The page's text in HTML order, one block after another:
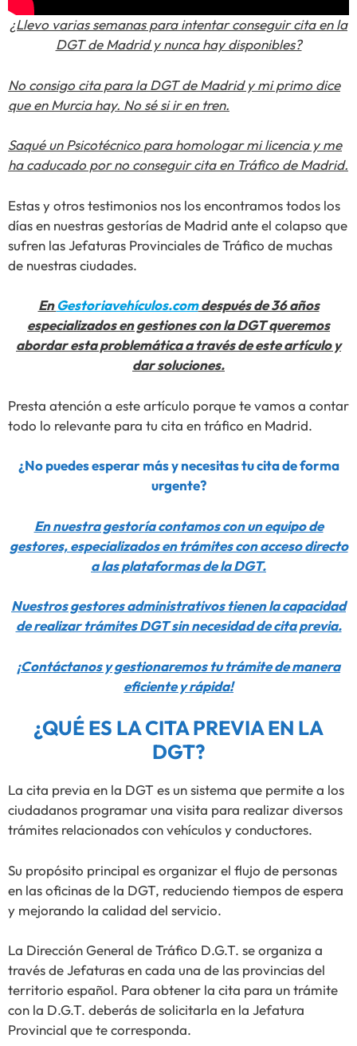
¿Llevo varias semanas para intentar conseguir cita en la
DGT de Madrid y nunca hay disponibles?
No consigo cita para la DGT de Madrid y mi primo dice
que en Murcia hay. No sé si ir en tren.
Saqué un Psicotécnico para homologar mi licencia y me
ha caducado por no conseguir cita en Tráfico de Madrid.
Estas y otros testimonios nos los encontramos todos los
días en nuestras gestorías de Madrid ante el colapso que
sufren las Jefaturas Provinciales de Tráfico de muchas
de nuestras ciudades.
EnGestoriavehículos.comdespués de 36 años
especializados en gestiones con la DGT queremos
abordar esta problemática a través de este artículo y
dar soluciones.
Presta atención a este artículo porque te vamos a contar
todo lo relevante para tu cita en tráfico en Madrid.
¿No puedes esperar más y necesitas tu cita de forma
urgente?
En nuestra gestoría contamos con un equipo de
gestores, especializados en trámites con acceso directo
a las plataformas de la DGT.
Nuestros gestores administrativos tienen la capacidad
de realizar trámites DGT sin necesidad de cita previa.
¡Contáctanos y gestionaremos tu trámite de manera
eficiente y rápida!
¿QUÉ ES LA CITA PREVIA EN LA
DGT?
La cita previa en la DGT es un sistema que permite a los
ciudadanos programar una visita para realizar diversos
trámites relacionados con vehículos y conductores.
Su propósito principal es organizar el flujo de personas
en las oficinas de la DGT, reduciendo tiempos de espera
y mejorando la calidad del servicio.
La Dirección General de Tráfico D.G.T. se organiza a
través de Jefaturas en cada una de las provincias del
territorio español. Para obtener la cita para un trámite
con la D.G.T. deberás de solicitarla en la Jefatura
Provincial que te corresponda.